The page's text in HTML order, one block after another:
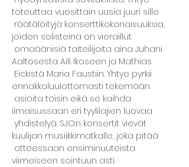
toteuttaa vuosittain uusia juuri sille
räätälöityjä konserttikokonaisuuksia,
joiden solisteina on vieraillut
omaäänisiä taiteilijoita aina Juhani
Aaltosesta Aili Ikoseen ja Mathias
Eickistä Maria Faustiin. Yhtye pyrkii
ennakkoluulottomasti tekemään
asioita toisin eikä se kaihda
ilmaisussaan eri tyylilajien luovaa
yhdistelyä. SJO:n konsertit vievät
kuulijan musiikkimatkalle, joka pitää
otteessaan ensiminuuteista
viimeiseen sointuun asti.